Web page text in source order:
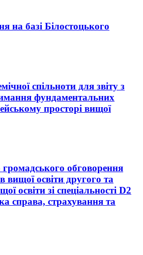
на базі Білостоцького
спільноти для звіту з
фундаментальних
просторі вищої
обговорення
вищої освіти другого та
освіти зі спеціальності D2
справа, страхування та